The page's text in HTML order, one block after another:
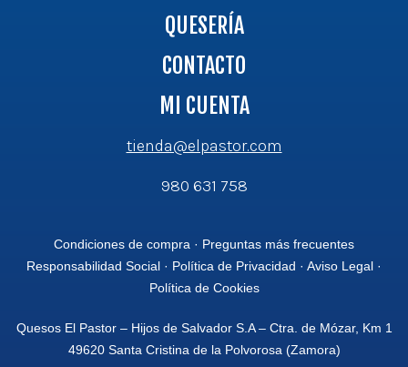
QUESERÍA
CONTACTO
MI CUENTA
tienda@elpastor.com
980 631 758
Condiciones de compra · Preguntas más frecuentes
Responsabilidad Social · Política de Privacidad · Aviso Legal ·
Política de Cookies
Quesos El Pastor – Hijos de Salvador S.A – Ctra. de Mózar, Km 1
49620 Santa Cristina de la Polvorosa (Zamora)